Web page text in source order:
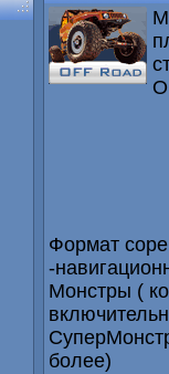
Формат
-
Монстры (
более)